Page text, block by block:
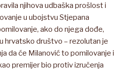
njihova udbaška prošlost i
u ubojstvu Stjepana
ako do njega dođe,
hrvatsko društvo – rezolutan je
da će Milanović to pomilovanje i
premijer bio protiv izručenja